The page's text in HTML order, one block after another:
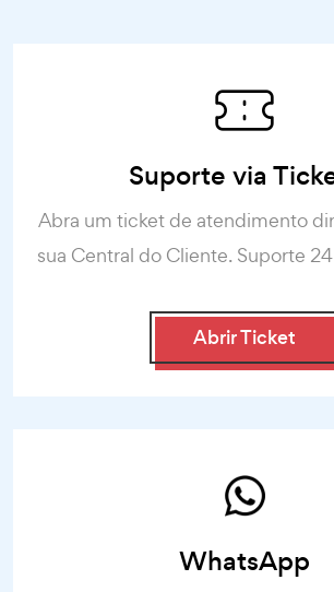
Suporte via
Abra um ticket de atendimento
sua Central do Cliente. Suporte
Abrir Ticket
WhatsApp